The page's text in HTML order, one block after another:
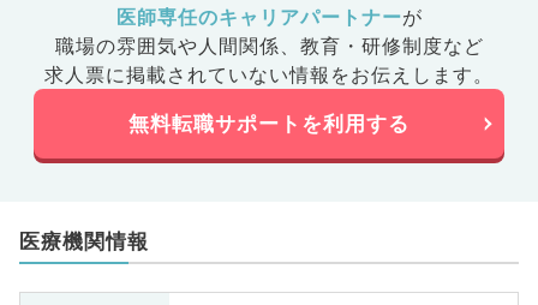
医師専任のキャリアパートナーが
職場の雰囲気や人間関係、 教育・研修制度など
求人票に掲載されていない情報をお伝えします。
無料転職サポートを利用する
医療機関情報